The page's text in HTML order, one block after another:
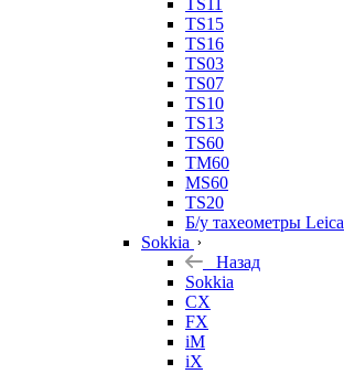
TS11
TS15
TS16
TS03
TS07
TS10
TS13
TS60
TM60
MS60
TS20
Б/у тахеометры Leica
Sokkia
Назад
Sokkia
CX
FX
iM
iX